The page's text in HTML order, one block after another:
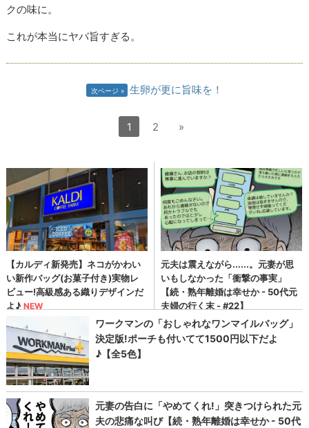
クの味に。
これが本当にヤバ旨すぎる。
次ページ 生卵が更に旨味を！
1 2 »